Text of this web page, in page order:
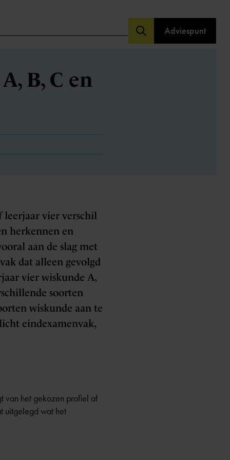
Adviespunt
B, C en
leerjaar vier verschil
herkennen en
aan de slag met
dat alleen gevolgd
vier wiskunde A,
soorten
wiskunde aan te
eindexamenvak,
van het gekozen profiel af
uitgelegd wat het